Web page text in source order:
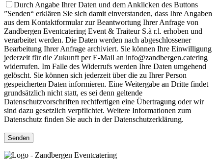
Durch Angabe Ihrer Daten und dem Anklicken des Buttons
”Senden“ erklären Sie sich damit einverstanden, dass Ihre Angaben
aus dem Kontaktformular zur Beantwortung Ihrer Anfrage von
Zandbergen Eventcatering Event & Traiteur S.à r.l. erhoben und
verarbeitet werden. Die Daten werden nach abgeschlossener
Bearbeitung Ihrer Anfrage archiviert. Sie können Ihre Einwilligung
jederzeit für die Zukunft per E-Mail an info@zandbergen.catering
widerrufen. Im Falle des Widerrufs werden Ihre Daten umgehend
gelöscht. Sie können sich jederzeit über die zu Ihrer Person
gespeicherten Daten informieren. Eine Weitergabe an Dritte findet
grundsätzlich nicht statt, es sei denn geltende
Datenschutzvorschriften rechtfertigen eine Übertragung oder wir
sind dazu gesetzlich verpflichtet. Weitere Informationen zum
Datenschutz finden Sie auch in der Datenschutzerklärung.